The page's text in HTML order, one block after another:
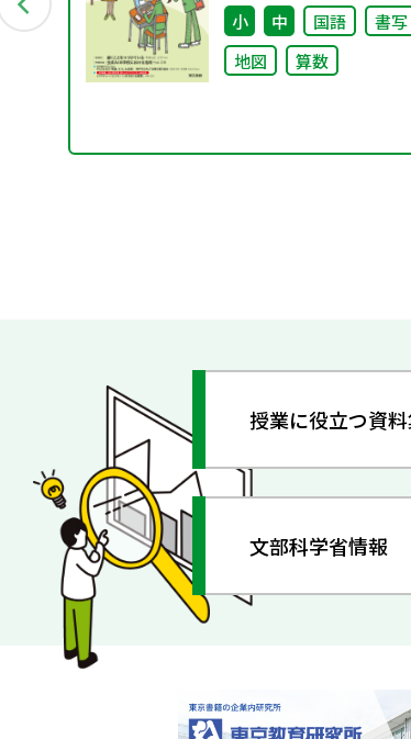
小 中 国語 書写
地図
算数
授業に役立つ資
文部科学省情報